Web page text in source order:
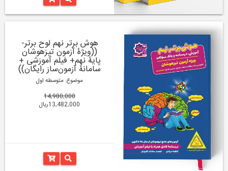
هوش برتر نهم لوح برتر-
((ویژۀ آزمون تیزهوشان
پایۀ نهم+ فیلم آموزشی +
سامانۀ آزمون‌ساز رایگان))
موضوع: متوسطه اول
14,980,000
13,482,000ریال